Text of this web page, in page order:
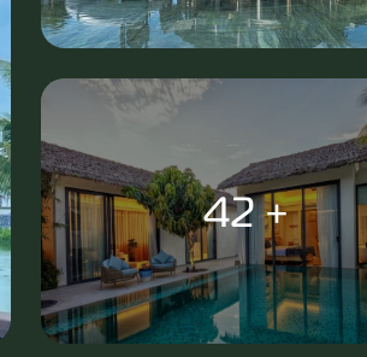
42 +